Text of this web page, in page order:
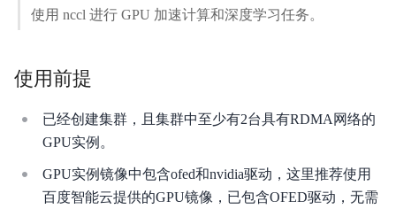
常见问题
常用工具
使用 nccl 进行 GPU 加速计算和深度学习任务。
使用前提
已经创建集群，且集群中至少有2台具有RDMA网络的
GPU实例。
GPU实例镜像中包含ofed和nvidia驱动，这里推荐使用
百度智能云提供的GPU镜像，已包含OFED驱动，无需